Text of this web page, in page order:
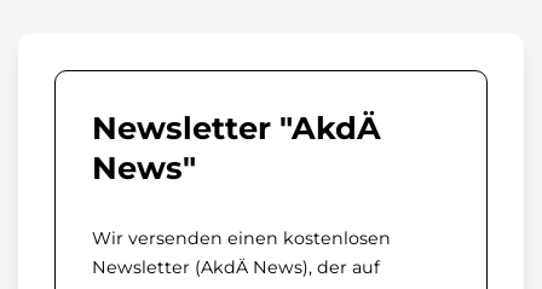
Newsletter "AkdÄ
News"
Wir versenden einen kostenlosen
Newsletter (AkdÄ News), der auf